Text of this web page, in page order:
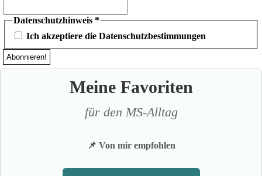
Datenschutzhinweis *
Ich akzeptiere die Datenschutzbestimmungen
Meine Favoriten
für den MS-Alltag
📌 Von mir empfohlen